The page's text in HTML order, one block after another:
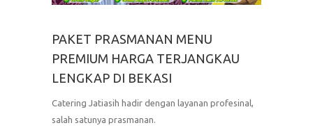
PAKET PRASMANAN MENU
PREMIUM HARGA TERJANGKAU
LENGKAP DI BEKASI
Catering Jatiasih hadir dengan layanan profesinal,
salah satunya prasmanan.